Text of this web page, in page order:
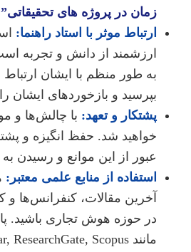
زمان در پروژه های تحقیقاتی”ما
ارتباط موثر با استاد راهنما:استاد
ارزشمند از دانش و تجربه است.
به طور منظم با ایشان ارتباط
بپرسید و بازخوردهای ایشان را
پشتکار و تعهد:با چالش‌ها و موانع
خواهید شد. حفظ انگیزه و
عبور از این موانع و رسیدن به
استفاده از منابع علمی معتبر:
آخرین مقالات، کنفرانس‌ها و
در حوزه هوش تجاری باشید.